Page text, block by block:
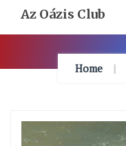
Content
Az Oázis Club
Home